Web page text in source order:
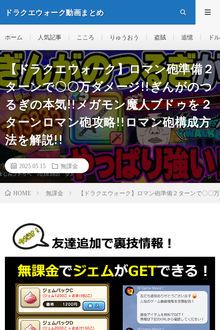
ドラクエウォーク動画まとめ
ホーム 人気記事 こころ りゅうおう 盗賊 追憶 ド
【ドラクエウォーク】ロマン砲準備２
ターンで〇〇万ダメージ!!ぎんがのつ
るぎの本気!!メガモン魔人ブドゥを２
ターンロマン砲攻略!!ロマン砲構成方
法を解説!!
2025.05.15 無課金
HOME 無課金 【ドラクエウォーク】ロマン砲準備２ターンで〇